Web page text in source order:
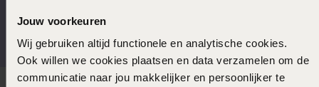
Jouw voorkeuren
Wij gebruiken altijd functionele en analytische cookies.
Ook willen we cookies plaatsen en data verzamelen om de
communicatie naar jou makkelijker en persoonlijker te
Gratis verzending vanaf